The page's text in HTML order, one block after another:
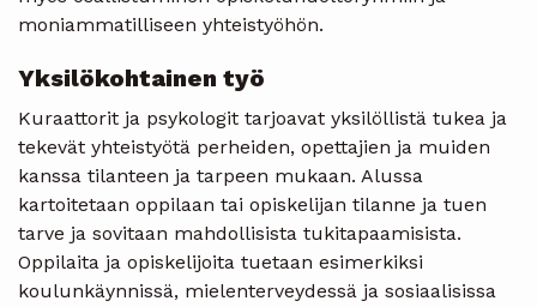
moniammatilliseen yhteistyöhön.
Yksilökohtainen työ
Kuraattorit ja psykologit tarjoavat yksilöllistä tukea ja
tekevät yhteistyötä perheiden, opettajien ja muiden
kanssa tilanteen ja tarpeen mukaan. Alussa
kartoitetaan oppilaan tai opiskelijan tilanne ja tuen
tarve ja sovitaan mahdollisista tukitapaamisista.
Oppilaita ja opiskelijoita tuetaan esimerkiksi
koulunkäynnissä, mielenterveydessä ja sosiaalisissa